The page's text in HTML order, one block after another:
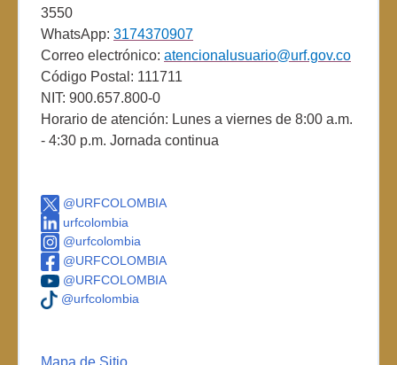
3550
WhatsApp: 3174370907
Correo electrónico: atencionalusuario@urf.gov.co
Código Postal: 111711
NIT: 900.657.800-0
Horario de atención: Lunes a viernes de 8:00 a.m.
- 4:30 p.m. Jornada continua
@URFCOLOMBIA
urfcolombia
@urfcolombia
@URFCOLOMBIA
@URFCOLOMBIA
@urfcolombia
Mapa de Sitio